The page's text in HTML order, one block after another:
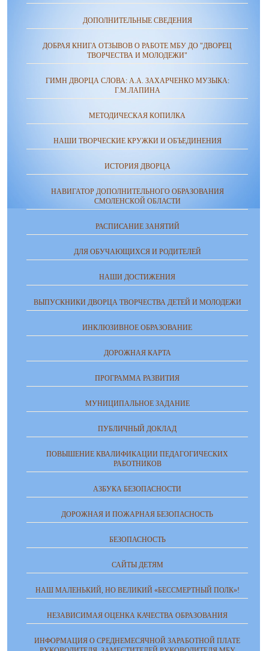
ДОПОЛНИТЕЛЬНЫЕ СВЕДЕНИЯ
ДОБРАЯ КНИГА ОТЗЫВОВ О РАБОТЕ МБУ ДО "ДВОРЕЦ
ТВОРЧЕСТВА И МОЛОДЕЖИ"
ГИМН ДВОРЦА СЛОВА: А.А. ЗАХАРЧЕНКО МУЗЫКА:
Г.М.ЛАПИНА
МЕТОДИЧЕСКАЯ КОПИЛКА
НАШИ ТВОРЧЕСКИЕ КРУЖКИ И ОБЪЕДИНЕНИЯ
ИСТОРИЯ ДВОРЦА
НАВИГАТОР ДОПОЛНИТЕЛЬНОГО ОБРАЗОВАНИЯ
СМОЛЕНСКОЙ ОБЛАСТИ
РАСПИСАНИЕ ЗАНЯТИЙ
ДЛЯ ОБУЧАЮЩИХСЯ И РОДИТЕЛЕЙ
НАШИ ДОСТИЖЕНИЯ
ВЫПУСКНИКИ ДВОРЦА ТВОРЧЕСТВА ДЕТЕЙ И МОЛОДЕЖИ
ИНКЛЮЗИВНОЕ ОБРАЗОВАНИЕ
ДОРОЖНАЯ КАРТА
ПРОГРАММА РАЗВИТИЯ
МУНИЦИПАЛЬНОЕ ЗАДАНИЕ
ПУБЛИЧНЫЙ ДОКЛАД
ПОВЫШЕНИЕ КВАЛИФИКАЦИИ ПЕДАГОГИЧЕСКИХ
РАБОТНИКОВ
АЗБУКА БЕЗОПАСНОСТИ
ДОРОЖНАЯ И ПОЖАРНАЯ БЕЗОПАСНОСТЬ
БЕЗОПАСНОСТЬ
САЙТЫ ДЕТЯМ
НАШ МАЛЕНЬКИЙ, НО ВЕЛИКИЙ «БЕССМЕРТНЫЙ ПОЛК»!
НЕЗАВИСИМАЯ ОЦЕНКА КАЧЕСТВА ОБРАЗОВАНИЯ
ИНФОРМАЦИЯ О СРЕДНЕМЕСЯЧНОЙ ЗАРАБОТНОЙ ПЛАТЕ